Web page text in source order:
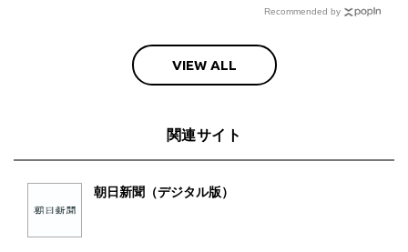
Recommended by
VIEW ALL
関連サイト
朝日新聞（デジタル版）